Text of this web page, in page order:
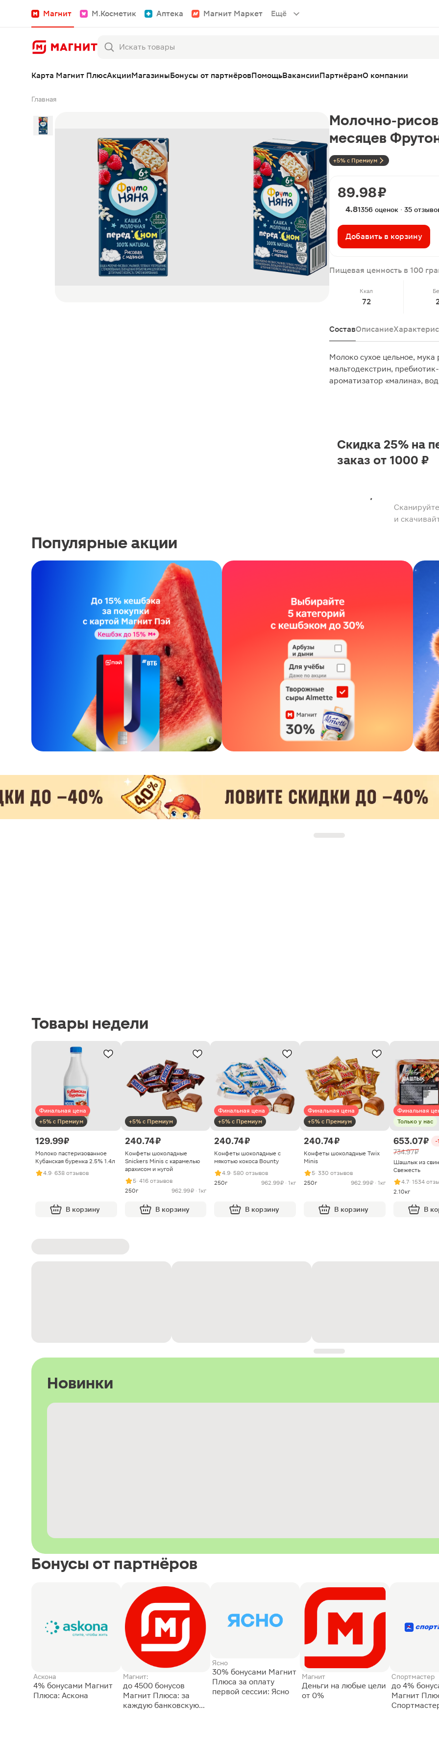
Магнит М.Косметик Аптека Магнит Маркет Ещё
Карта Магнит ПлюсАкцииМагазиныБонусы от партнёровПомощьВакансииПартнёрамО компании
Главная
+5% с Премиум
Молочно-
месяцев
89.98 ₽
4.81356 оценок · 35
Добавить в корзину
Пищевая ценность в 100
Ккал
72
СоставОписание
Молоко сухое цельное,
мальтодекстрин,
ароматизатор «малина»,
и
Скидка 25% на
заказ от 1000 ₽
Популярные акции
Товары недели
Финальная цена
+5% с Премиум
129.99 ₽
Молоко пастеризованное
Кубанская буренка 2.5% 1.4л
4.9· 638 отзывов
В корзину
+5% с Премиум
240.74 ₽
Конфеты шоколадные
Snickers Minis с карамелью
арахисом и нугой
5· 416 отзывов
250г
962.99 ₽ · 1кг
В корзину
Финальная цена
+5% с Премиум
240.74 ₽
Конфеты шоколадные с
мякотью кокоса Bounty
4.9· 580 отзывов
250г
962.99 ₽ · 1кг
В корзину
Финальная цена
+5% с Премиум
240.74 ₽
Конфеты шоколадные Twix
Minis
5· 330 отзывов
250г
962.99 ₽ · 1кг
В корзину
Финальная
Только у нас
653.07 ₽ -
734.97 ₽
Шашлык из
Свежесть
4.7· 1534
2.10кг
В
Новинки
Бонусы от партнёров
Аскона
4% бонусами Магнит
Плюса: Аскона
Магнит:
до 4500 бонусов
Магнит Плюса: за
каждую банковскую
Ясно
30% бонусами Магнит
Плюса за оплату
первой сессии: Ясно
Магнит
Деньги на любые цели
от 0%
Спортмастер
до 4%
Магнит